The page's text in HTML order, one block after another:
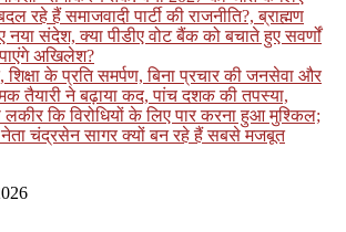
रहे हैं समाजवादी पार्टी की राजनीति?, ब्राह्मण
संदेश, क्या पीडीए वोट बैंक को बचाते हुए सवर्णों
अखिलेश?
शिक्षा के प्रति समर्पण, बिना प्रचार की जनसेवा और
तैयारी ने बढ़ाया कद, पांच दशक की तपस्या,
कि विरोधियों के लिए पार करना हुआ मुश्किल;
नेता चंद्रसेन सागर क्यों बन रहे हैं सबसे मजबूत